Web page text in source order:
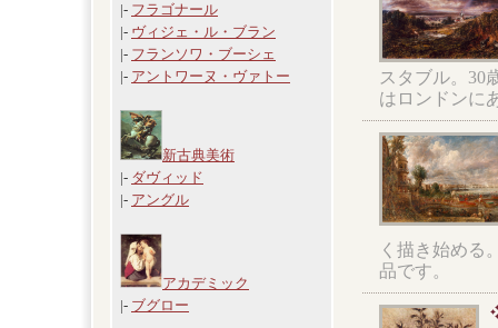
|- フラゴナール
|- ヴィジェ・ル・ブラン
|- フランソワ・ブーシェ
|- アントワーヌ・ヴァトー
新古典美術
|- ダヴィッド
|- アングル
アカデミック
|- ブグロー
スタブル。30
はロンドンに
く描き始める
品です。